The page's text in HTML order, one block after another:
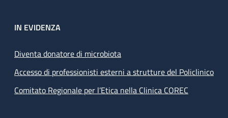
IN EVIDENZA
Diventa donatore di microbiota
Accesso di professionisti esterni a strutture del Policlinico
Comitato Regionale per l’Etica nella Clinica COREC